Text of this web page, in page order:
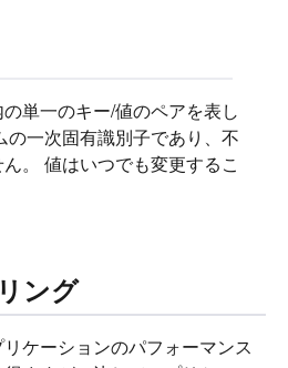
単一のキー/値のペアを表し
の一次固有識別子であり、不
。 値はいつでも変更するこ
ング
ケーションのパフォーマンス